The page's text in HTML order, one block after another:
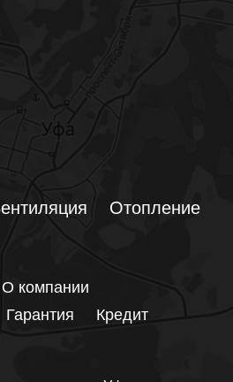
Отопление
О компании
Гарантия
Кредит